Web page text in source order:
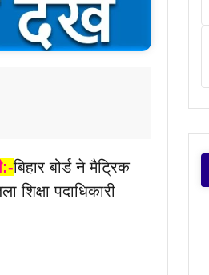
बिहार बोर्ड ने मैट्रिक
पदाधिकारी